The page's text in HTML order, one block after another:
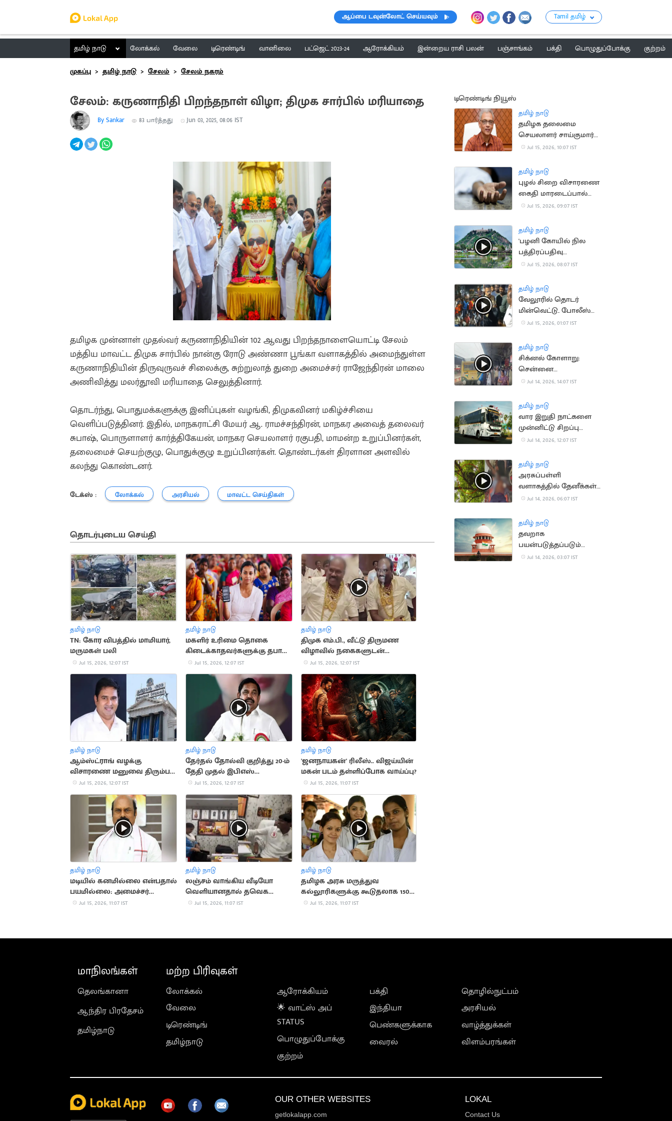
ஆப்பை டவுன்லோட் செய்யவும் Tamil தமிழ்
தமிழ் நாடு லோக்கல் வேலை டிரெண்டிங் வானிலை பட்ஜெட் 2023-24 ஆரோக்கியம் இன்றைய ராசி பலன் பஞ்சாங்கம் பக்தி பொழுதுப்போக்கு
குற்றம்
முகப்பு
தமிழ் நாடு சேலம் சேலம் நகரம்
சேலம்: கருணாநிதி பிறந்தநாள் விழா; திமுக சார்பில் மரியாதை
By Sankar 83 பார்த்தது Jun 03, 2025, 08:06 IST
தமிழக முன்னாள் முதல்வர் கருணாநிதியின் 102 ஆவது பிறந்தநாளையொட்டி சேலம்
மத்திய மாவட்ட திமுக சார்பில் நான்கு ரோடு அண்ணா பூங்கா வளாகத்தில் அமைந்துள்ள
கருணாநிதியின் திருவுருவச் சிலைக்கு, சுற்றுலாத் துறை அமைச்சர் ராஜேந்திரன் மாலை
அணிவித்து மலர்தூவி மரியாதை செலுத்தினார்.
தொடர்ந்து, பொதுமக்களுக்கு இனிப்புகள் வழங்கி, திமுகவினர் மகிழ்ச்சியை
வெளிப்படுத்தினர். இதில், மாநகராட்சி மேயர் ஆ. ராமச்சந்திரன், மாநகர அவைத் தலைவர்
சுபாஷ், பொருளாளர் கார்த்திகேயன், மாநகர செயலாளர் ரகுபதி, மாமன்ற உறுப்பினர்கள்,
தலைமைச் செயற்குழு, பொதுக்குழு உறுப்பினர்கள். தொண்டர்கள் திரளான அளவில்
கலந்து கொண்டனர்.
டேக்ஸ் : லோக்கல் அரசியல் மாவட்ட செய்திகள்
தொடர்புடைய செய்தி
தமிழ் நாடு
TN: கோர விபத்தில் மாமியார்,
மருமகள் பலி
Jul 15, 2026, 12:07 IST
தமிழ் நாடு
மகளிர் உரிமை தொகை
கிடைக்காதவர்களுக்கு தபால்
மூலம் வரவு?
Jul 15, 2026, 12:07 IST
தமிழ் நாடு
திமுக எம்.பி., வீட்டு திருமண
விழாவில் நகைகளுடன்
நடனமாடிய நிர்வாகி
Jul 15, 2026, 12:07 IST
தமிழ் நாடு
ஆம்ஸ்ட்ராங் வழக்கு
விசாரணை மனுவை திரும்ப
பெற்ற தமிழக அரசு
Jul 15, 2026, 12:07 IST
தமிழ் நாடு
தேர்தல் தோல்வி குறித்து 20-ம்
தேதி முதல் இபிஎஸ்
ஆலோசனை
Jul 15, 2026, 12:07 IST
தமிழ் நாடு
'ஜனநாயகன்' ரிலீஸ்.. விஜய்யின்
மகன் படம் தள்ளிப்போக வாய்ப்பு?
Jul 15, 2026, 11:07 IST
தமிழ் நாடு
மடியில் கனமில்லை என்பதால்
பயமில்லை: அமைச்சர்
எ.வ.வேலு
Jul 15, 2026, 11:07 IST
தமிழ் நாடு
லஞ்சம் வாங்கிய வீடியோ
வெளியானதால் தவெக
நிர்வாகி வீராசாமி நீக்கம்
Jul 15, 2026, 11:07 IST
தமிழ் நாடு
தமிழக அரசு மருத்துவ
கல்லூரிகளுக்கு கூடுதலாக 150
இடங்கள் ஒதுக்கீடு
Jul 15, 2026, 11:07 IST
டிரெண்டிங் நியூஸ்
தமிழ் நாடு
தமிழக தலைமை
செயலாளர் சாய்குமார்
பதவிக்காலம் 6
Jul 15, 2026, 10:07 IST
தமிழ் நாடு
புழல் சிறை விசாரணை
கைதி மாரடைப்பால்
திடீர் உயிரிழப்பு
Jul 15, 2026, 09:07 IST
தமிழ் நாடு
'பழனி கோயில் நில
பத்திரப்பதிவு
செல்லாது'.. நீதிமன்றம்
Jul 15, 2026, 08:07 IST
தமிழ் நாடு
வேலூரில் தொடர்
மின்வெட்டு.. போலீஸ்
பேச்சால் சர்ச்சை
Jul 15, 2026, 01:07 IST
தமிழ் நாடு
சிக்னல் கோளாறு:
சென்னை
கடற்கரையில் புறநகர்
Jul 14, 2026, 14:07 IST
தமிழ் நாடு
வார இறுதி நாட்களை
முன்னிட்டு சிறப்பு
பேருந்துகள் இயக்கம்
Jul 14, 2026, 12:07 IST
தமிழ் நாடு
அரசுப்பள்ளி
வளாகத்தில் தேனீக்கள்
கொட்டி 50
Jul 14, 2026, 06:07 IST
தமிழ் நாடு
தவறாக
பயன்படுத்தப்படும்
போக்சோ.. உச்ச
Jul 14, 2026, 03:07 IST
மாநிலங்கள்
தெலங்கானா
ஆந்திர பிரதேசம்
தமிழ்நாடு
மற்ற பிரிவுகள்
லோக்கல்
வேலை
டிரெண்டிங்
தமிழ்நாடு
ஆரோக்கியம்
🌟 வாட்ஸ் அப்
STATUS
பொழுதுப்போக்கு
குற்றம்
பக்தி
இந்தியா
பெண்களுக்காக
வைரல்
தொழில்நுட்பம்
அரசியல்
வாழ்த்துக்கள்
விளம்பரங்கள்
OUR OTHER WEBSITES
getlokalapp.com
LOKAL
Contact Us